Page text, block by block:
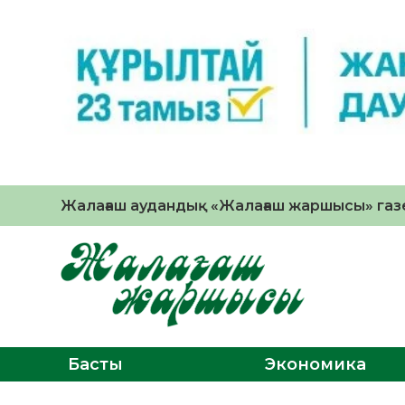
Жалағаш аудандық «Жалағаш жаршысы»
Басты Экономика